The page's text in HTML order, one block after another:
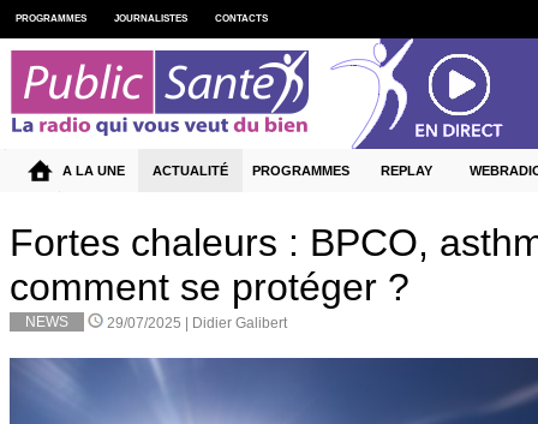
Fortes chaleurs : BPCO,
comment se protéger ?
NEWS 29/07/2025 | Didier Galibert
PROGRAMMES JOURNALISTES CONTACTS
A LA UNE ACTUALITÉ PROGRAMMES REPLAY